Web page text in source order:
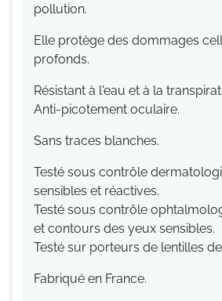
pollution.
Elle protège des dommages
profonds.
Résistant à l'eau et à la
Anti-picotement oculaire.
Sans traces blanches.
Testé sous contrôle
sensibles et réactives.
Testé sous contrôle
et contours des yeux sensibles.
Testé sur porteurs de lentilles
Fabriqué en France.